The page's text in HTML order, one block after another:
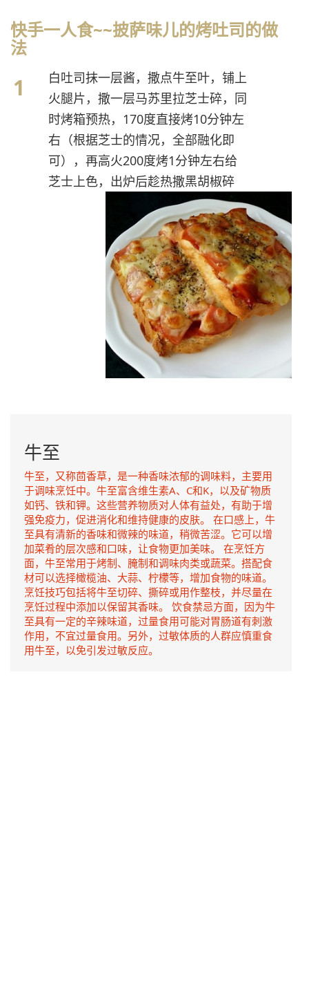
快手一人食~~披萨味儿的烤吐司的做
法
白吐司抹一层酱，撒点牛至叶，铺上
火腿片，撒一层马苏里拉芝士碎，同
时烤箱预热，170度直接烤10分钟左
右（根据芝士的情况，全部融化即
可），再高火200度烤1分钟左右给
芝士上色，出炉后趁热撒黑胡椒碎
牛至
牛至，又称茴香草，是一种香味浓郁的调味料，主要用
于调味烹饪中。牛至富含维生素A、C和K，以及矿物质
如钙、铁和钾。这些营养物质对人体有益处，有助于增
强免疫力，促进消化和维持健康的皮肤。 在口感上，牛
至具有清新的香味和微辣的味道，稍微苦涩。它可以增
加菜肴的层次感和口味，让食物更加美味。 在烹饪方
面，牛至常用于烤制、腌制和调味肉类或蔬菜。搭配食
材可以选择橄榄油、大蒜、柠檬等，增加食物的味道。
烹饪技巧包括将牛至切碎、撕碎或用作整枝，并尽量在
烹饪过程中添加以保留其香味。 饮食禁忌方面，因为牛
至具有一定的辛辣味道，过量食用可能对胃肠道有刺激
作用，不宜过量食用。另外，过敏体质的人群应慎重食
用牛至，以免引发过敏反应。